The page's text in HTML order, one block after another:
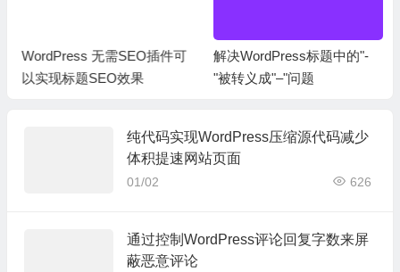
WordPress 无需SEO插件可
以实现标题SEO效果
解决WordPress标题中的"-
"被转义成"–"问题
纯代码实现WordPress压缩源代码减少
体积提速网站页面
01/02 626
通过控制WordPress评论回复字数来屏
蔽恶意评论